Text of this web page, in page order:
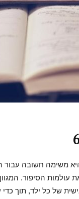
משימה חשובה עבור
עולמות הסיפור.
של כל ילד, תוך כדי